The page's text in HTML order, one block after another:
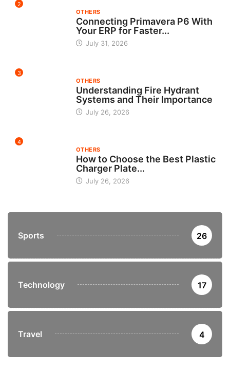
2
OTHERS
Connecting Primavera P6 With
Your ERP for Faster...
July 31, 2026
3
OTHERS
Understanding Fire Hydrant
Systems and Their Importance
July 26, 2026
4
OTHERS
How to Choose the Best Plastic
Charger Plate...
July 26, 2026
Sports 26
Technology 17
Travel 4